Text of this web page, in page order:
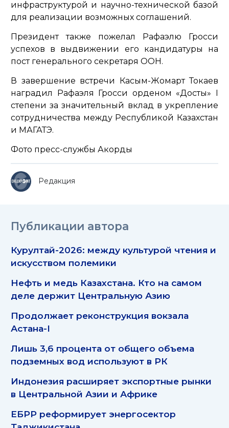
инфраструктурой и научно-технической базой
для реализации возможных соглашений.
Президент также пожелал Рафаэлю Гросси
успехов в выдвижении его кандидатуры на
пост генерального секретаря ООН.
В завершение встречи Касым-Жомарт Токаев
наградил Рафаэля Гросси орденом «Достық» I
степени за значительный вклад в укрепление
сотрудничества между Республикой Казахстан
и МАГАТЭ.
Фото пресс-службы Акорды
Редакция
Публикации автора
Курултай-2026: между культурой чтения и
искусством полемики
Нефть и медь Казахстана. Кто на самом
деле держит Центральную Азию
Продолжает реконструкция вокзала
Астана-I
Лишь 3,6 процента от общего объема
подземных вод используют в РК
Индонезия расширяет экспортные рынки
в Центральной Азии и Африке
ЕБРР реформирует энергосектор